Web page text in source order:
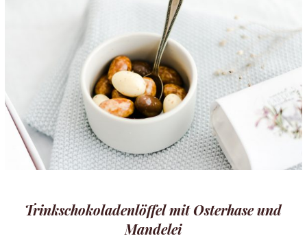
Trinkschokoladenlöffel mit Osterhase und
Mandelei